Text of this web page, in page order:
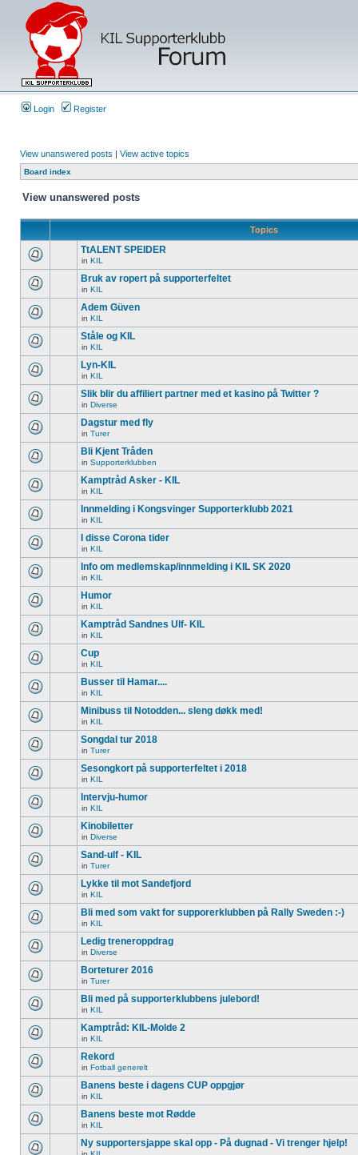
Login Register
View unanswered posts | View active topics
Board index
View unanswered posts
Topics
TtALENT SPEIDER
in KIL
Bruk av ropert på supporterfeltet
in KIL
Adem Güven
in KIL
Ståle og KIL
in KIL
Lyn-KIL
in KIL
Slik blir du affiliert partner med et kasino på Twitter ?
in Diverse
Dagstur med fly
in Turer
Bli Kjent Tråden
in Supporterklubben
Kamptråd Asker - KIL
in KIL
Innmelding i Kongsvinger Supporterklubb 2021
in KIL
I disse Corona tider
in KIL
Info om medlemskap/innmelding i KIL SK 2020
in KIL
Humor
in KIL
Kamptråd Sandnes Ulf- KIL
in KIL
Cup
in KIL
Busser til Hamar....
in KIL
Minibuss til Notodden... sleng døkk med!
in KIL
Songdal tur 2018
in Turer
Sesongkort på supporterfeltet i 2018
in KIL
Intervju-humor
in KIL
Kinobiletter
in Diverse
Sand-ulf - KIL
in Turer
Lykke til mot Sandefjord
in KIL
Bli med som vakt for supporerklubben på Rally Sweden :-)
in KIL
Ledig treneroppdrag
in Diverse
Borteturer 2016
in Turer
Bli med på supporterklubbens julebord!
in KIL
Kamptråd: KIL-Molde 2
in KIL
Rekord
in Fotball generelt
Banens beste i dagens CUP oppgjør
in KIL
Banens beste mot Rødde
in KIL
Ny supportersjappe skal opp - På dugnad - Vi trenger hjelp!